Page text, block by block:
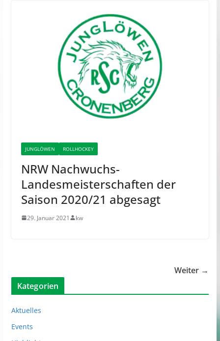
JUNGLÖWEN ROLLHOCKEY
NRW Nachwuchs-
Landesmeisterschaften der
Saison 2020/21 abgesagt
29. Januar 2021 kw
Weiter →
Kategorien
Aktuelles
Events